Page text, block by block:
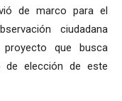
de marco para el
ciudadana
proyecto que busca
de elección de este